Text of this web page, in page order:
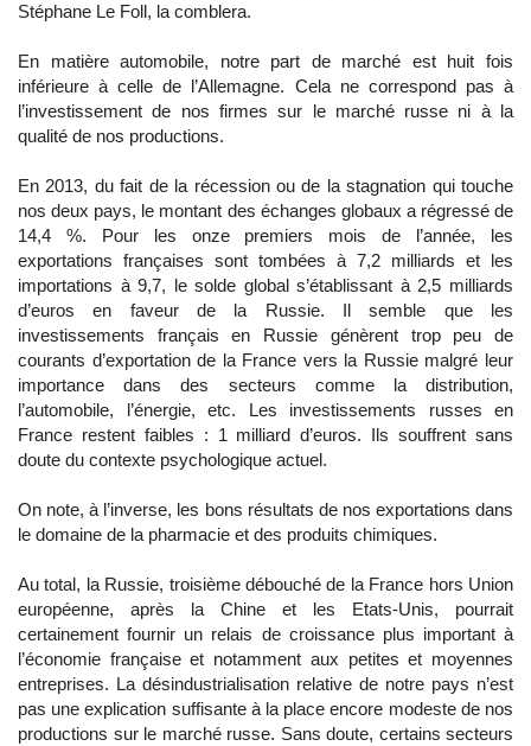
Stéphane Le Foll, la comblera.
En matière automobile, notre part de marché est huit fois
inférieure à celle de l’Allemagne. Cela ne correspond pas à
l’investissement de nos firmes sur le marché russe ni à la
qualité de nos productions.
En 2013, du fait de la récession ou de la stagnation qui touche
nos deux pays, le montant des échanges globaux a régressé de
14,4 %. Pour les onze premiers mois de l’année, les
exportations françaises sont tombées à 7,2 milliards et les
importations à 9,7, le solde global s’établissant à 2,5 milliards
d’euros en faveur de la Russie. Il semble que les
investissements français en Russie génèrent trop peu de
courants d’exportation de la France vers la Russie malgré leur
importance dans des secteurs comme la distribution,
l’automobile, l’énergie, etc. Les investissements russes en
France restent faibles : 1 milliard d’euros. Ils souffrent sans
doute du contexte psychologique actuel.
On note, à l’inverse, les bons résultats de nos exportations dans
le domaine de la pharmacie et des produits chimiques.
Au total, la Russie, troisième débouché de la France hors Union
européenne, après la Chine et les Etats-Unis, pourrait
certainement fournir un relais de croissance plus important à
l’économie française et notamment aux petites et moyennes
entreprises. La désindustrialisation relative de notre pays n’est
pas une explication suffisante à la place encore modeste de nos
productions sur le marché russe. Sans doute, certains secteurs